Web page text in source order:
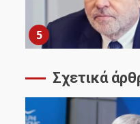
5
Σχετικά